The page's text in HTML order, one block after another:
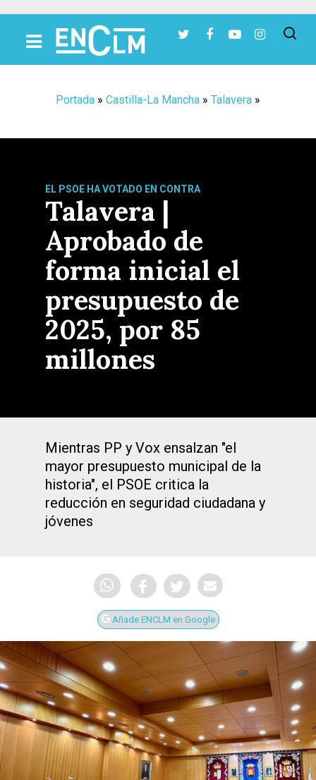
Portada » Castilla-La Mancha » Talavera »
EL PSOE HA VOTADO EN CONTRA
Talavera |
Aprobado de
forma inicial el
presupuesto de
2025, por 85
millones
Mientras PP y Vox ensalzan "el
mayor presupuesto municipal de la
historia", el PSOE critica la
reducción en seguridad ciudadana y
jóvenes
Añade ENCLM en Google